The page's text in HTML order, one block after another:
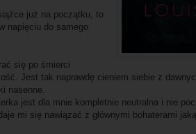
już na początku, to
napięciu do samego
się po śmierci
Jest tak naprawdę cieniem siebie z
nasenne.
jest dla mnie kompletnie neutralna i nie
mi się nawiązać z głównymi bohaterami